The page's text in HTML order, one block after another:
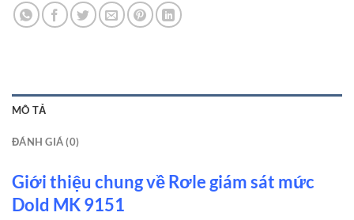
MÔ TẢ
ĐÁNH GIÁ (0)
Giới thiệu chung về Rơle giám sát mức
Dold MK 9151